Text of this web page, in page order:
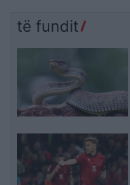
tjetri
të fundit